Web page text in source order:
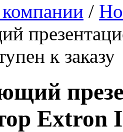
/
к заказу
Extron